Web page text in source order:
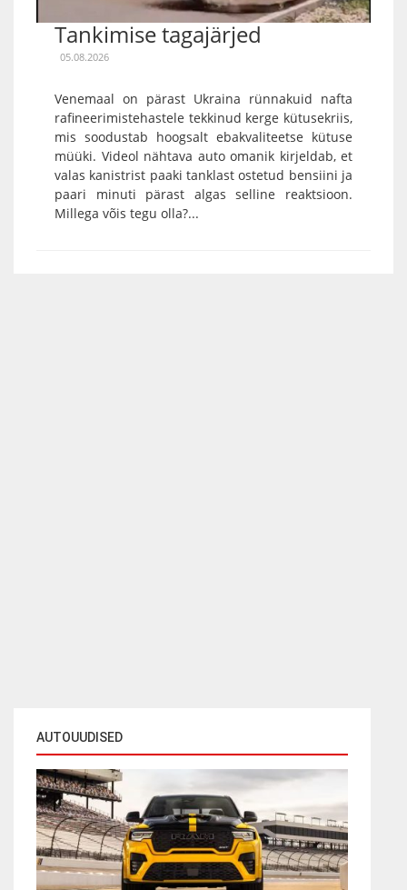
AUTOUUDISED
Tankimise tagajärjed
05.08.2026
Venemaal on pärast Ukraina rünnakuid nafta
rafineerimistehastele tekkinud kerge kütusekriis,
mis soodustab hoogsalt ebakvaliteetse kütuse
müüki. Videol nähtava auto omanik kirjeldab, et
valas kanistrist paaki tanklast ostetud bensiini ja
paari minuti pärast algas selline reaktsioon.
Millega võis tegu olla?...